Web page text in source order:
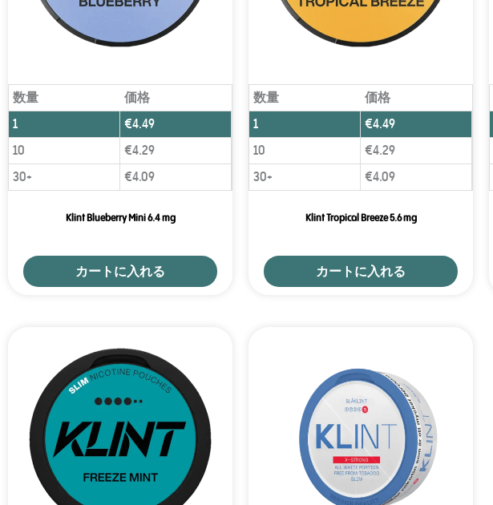
数量
価格
1
€4.49
10
€4.29
30+
€4.09
Klint Blueberry Mini 6.4 mg
カートに入れる
数量
価格
1
€4.49
10
€4.29
30+
€4.09
Klint Tropical Breeze 5.6 mg
カートに入れる